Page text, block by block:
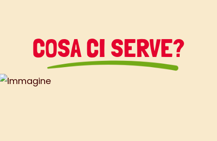
per l’apporto di calcio e di fibra
alimentare.
COSA CI SERVE?